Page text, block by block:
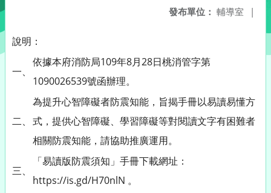
發布單位： 輔導室 |
說明：
一、
依據本府消防局109年8月28日桃消管字第
1090026539號函辦理。
二、
為提升心智障礙者防震知能，旨揭手冊以易讀易懂方
式，提供心智障礙、學習障礙等對閱讀文字有困難者
相關防震知能，請協助推廣運用。
三、
「易讀版防震須知」手冊下載網址：
https://is.gd/H70nlN 。